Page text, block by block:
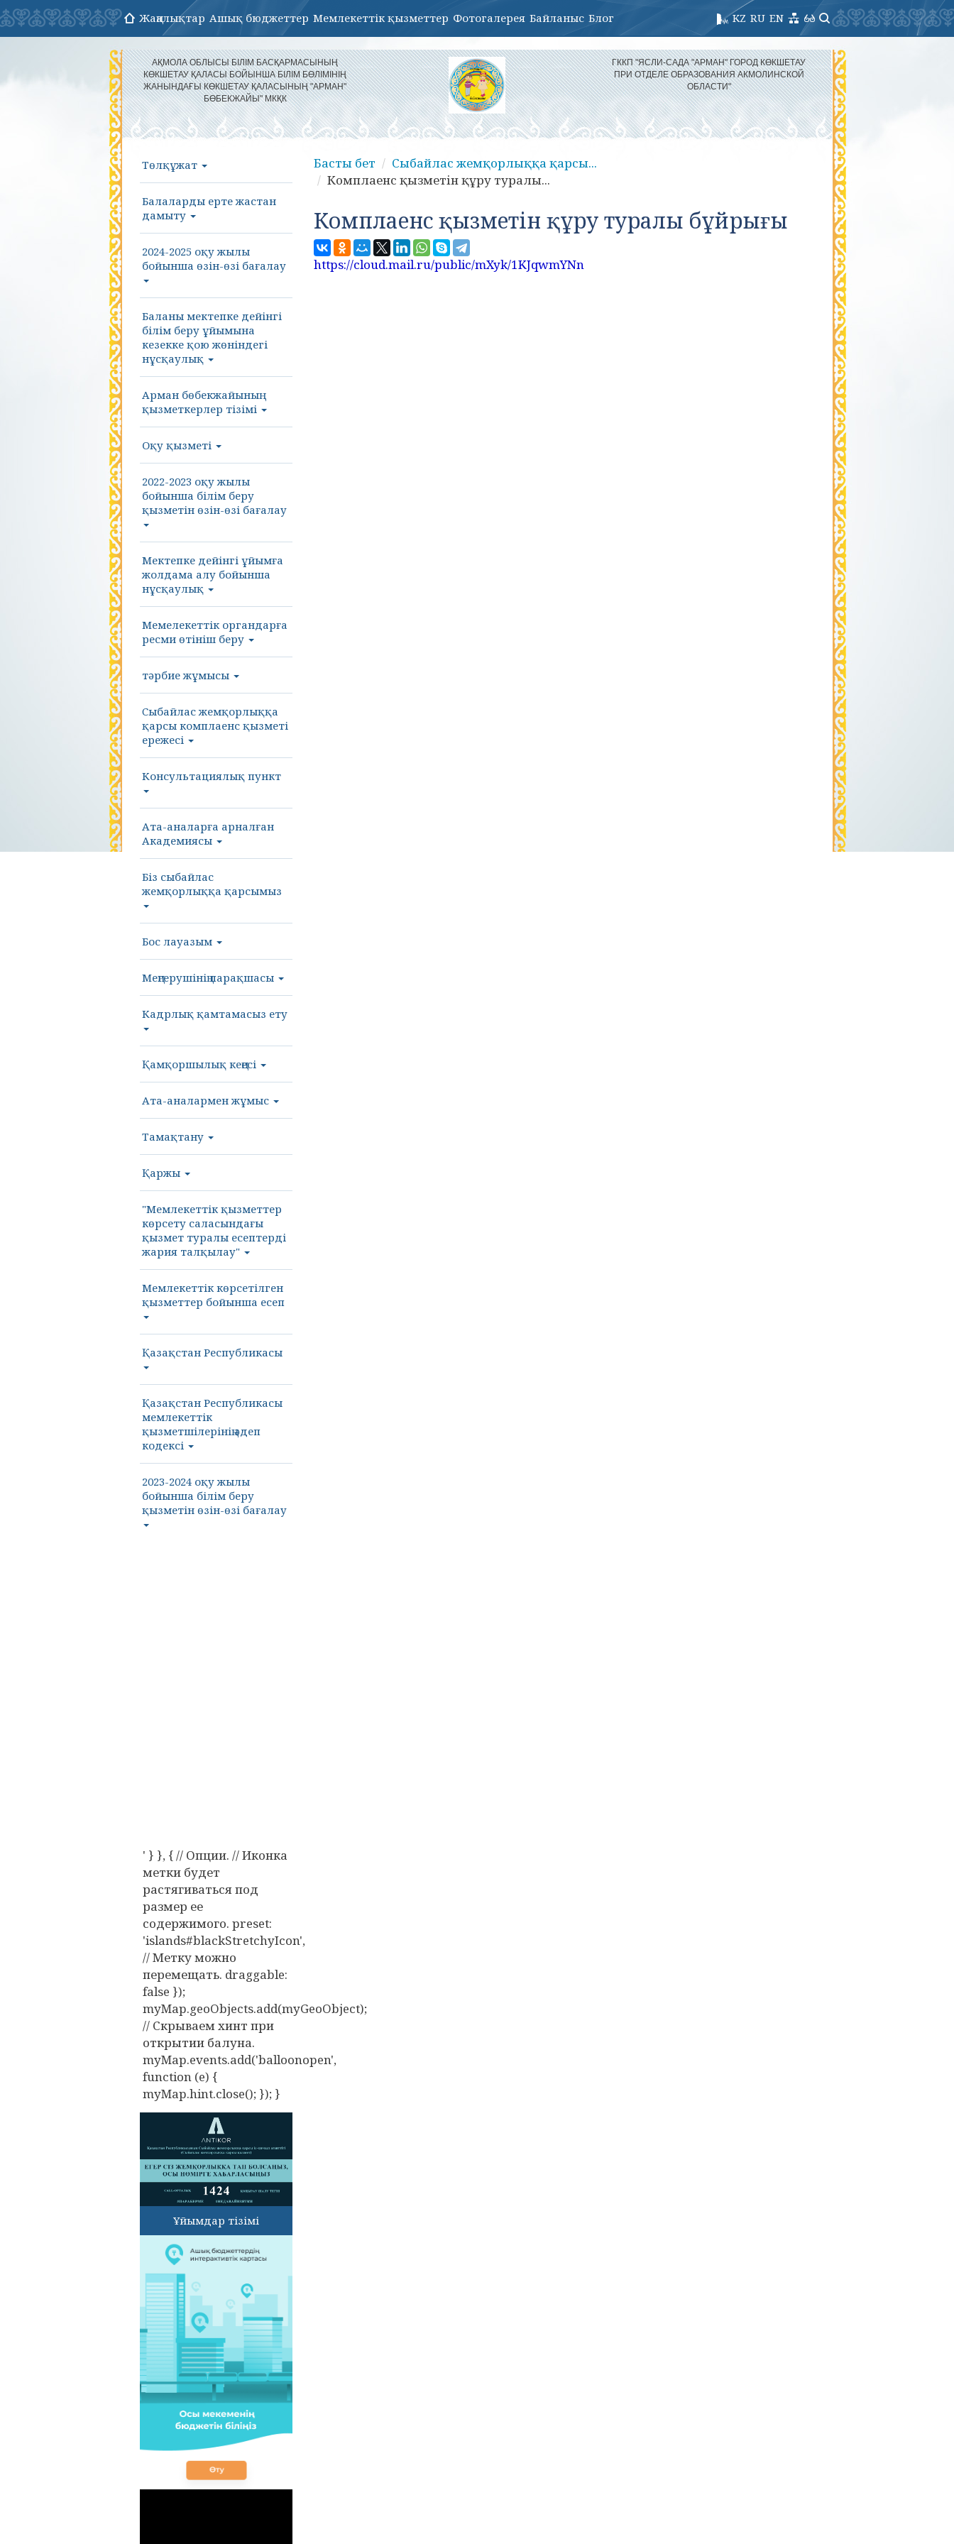
Жаңалықтар Ашық бюджеттер Мемлекеттік қызметтер Фотогалерея Байланыс Блог EN
RU
KZ
АҚМОЛА ОБЛЫСЫ БІЛІМ БАСҚАРМАСЫНЫҢ
КӨКШЕТАУ ҚАЛАСЫ БОЙЫНША БІЛІМ БӨЛІМІНІҢ
ЖАНЫНДАҒЫ КӨКШЕТАУ ҚАЛАСЫНЫҢ "АРМАН"
БӨБЕКЖАЙЫ" МКҚК
ГККП "ЯСЛИ-САДА "АРМАН" ГОРОД КӨКШЕТАУ
ПРИ ОТДЕЛЕ ОБРАЗОВАНИЯ АКМОЛИНСКОЙ
ОБЛАСТИ"
Төлқұжат
Балаларды ерте жастан
дамыту
2024-2025 оқу жылы
бойынша өзін-өзі бағалау
Баланы мектепке дейінгі
білім беру ұйымына
кезекке қою жөніндегі
нұсқаулық
Арман бөбекжайының
қызметкерлер тізімі
Оқу қызметі
2022-2023 оқу жылы
бойынша білім беру
қызметін өзін-өзі бағалау
Мектепке дейінгі ұйымға
жолдама алу бойынша
нұсқаулық
Мемелекеттік органдарға
ресми өтініш беру
тәрбие жұмысы
Cыбайлас жемқорлыққа
қарсы комплаенс қызметі
ережесі
Консультациялық пункт
Ата-аналарға арналған
Академиясы
Біз сыбайлас
жемқорлыққа қарсымыз
Бос лауазым
Меңгерушінің парақшасы
Кадрлық қамтамасыз ету
Қамқоршылық кеңесі
Ата-аналармен жұмыс
Тамақтану
Қаржы
"Мемлекеттік қызметтер
көрсету саласындағы
қызмет туралы есептерді
жария талқылау"
Мемлекеттік көрсетілген
қызметтер бойынша есеп
Қазақстан Республикасы
Қазақстан Республикасы
мемлекеттік
қызметшілерінің әдеп
кодексі
2023-2024 оқу жылы
бойынша білім беру
қызметін өзін-өзі бағалау
' } }, { // Опции. // Иконка
метки будет
растягиваться под
размер ее
содержимого. preset:
'islands#blackStretchyIcon',
// Метку можно
перемещать. draggable:
false });
myMap.geoObjects.add(myGeoObject);
// Скрываем хинт при
открытии балуна.
myMap.events.add('balloonopen',
function (e) {
myMap.hint.close(); }); }
Ұйымдар тізімі
Басты бет
Cыбайлас жемқорлыққа қарсы...
Комплаенс қызметін құру туралы...
Комплаенс қызметін құру туралы бұйрығы
https://cloud.mail.ru/public/mXyk/1KJqwmYNn